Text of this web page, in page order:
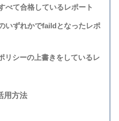
べて合格しているレポート
いずれかでfaildとなったレポ
リシーの上書きをしているレ
用方法